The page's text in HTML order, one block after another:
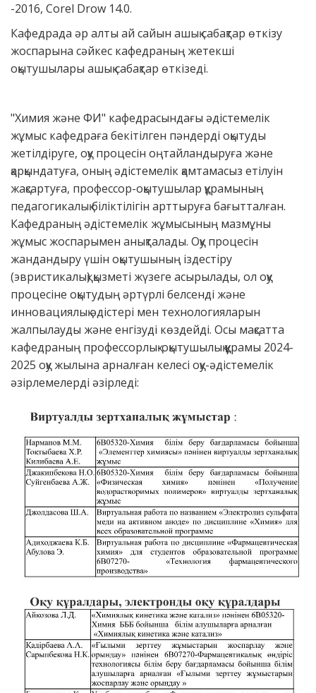
-2016, Corel Drow 14.0.
Кафедрада әр алты ай сайын ашық сабақтар өткізу
жоспарына сәйкес кафедраның жетекші
оқытушылары ашық сабақтар өткізеді.
"Химия және ФИ" кафедрасындағы әдістемелік
жұмыс кафедраға бекітілген пәндерді оқытуды
жетілдіруге, оқу процесін оңтайландыруға және
қарқындатуға, оның әдістемелік қамтамасыз етілуін
жақсартуға, профессор-оқытушылар құрамының
педагогикалық біліктілігін арттыруға бағытталған.
Кафедраның әдістемелік жұмысының мазмұны
жұмыс жоспарымен анықталады. Оқу процесін
жандандыру үшін оқытушының іздестіру
(эвристикалық) қызметі жүзеге асырылады, ол оқу
процесіне оқытудың әртүрлі белсенді және
инновациялық әдістері мен технологияларын
жалпылауды және енгізуді көздейді. Осы мақсатта
кафедраның профессорлық-оқытушылық құрамы 2024-
2025 оқу жылына арналған келесі оқу-әдістемелік
әзірлемелерді әзірледі: